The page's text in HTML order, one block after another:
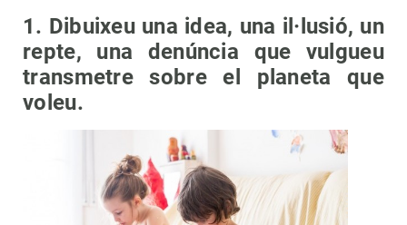
1. Dibuixeu una idea, una il·lusió, un
repte, una denúncia que vulgueu
transmetre sobre el planeta que
voleu.